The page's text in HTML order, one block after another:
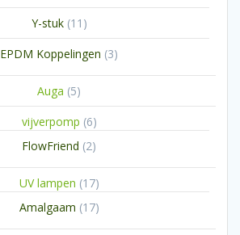
producten
Y-stuk 11 11
producten
EPDM Koppelingen 33
Auga 55
producten
vijverpomp 66
FlowFriend 22
UV lampen 1717
Amalgaam 1717